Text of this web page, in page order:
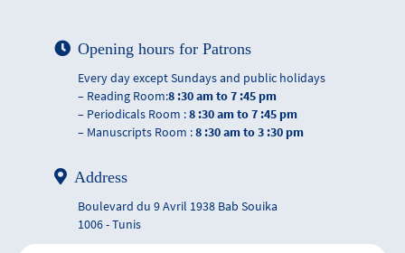
Opening hours for Patrons
Every day except Sundays and public holidays
– Reading Room:8 :30 am to 7 :45 pm
– Periodicals Room :8 :30 am to 7 :45 pm
– Manuscripts Room :8 :30 am to 3 :30 pm
Address
Boulevard du 9 Avril 1938 Bab Souika
1006 - Tunis